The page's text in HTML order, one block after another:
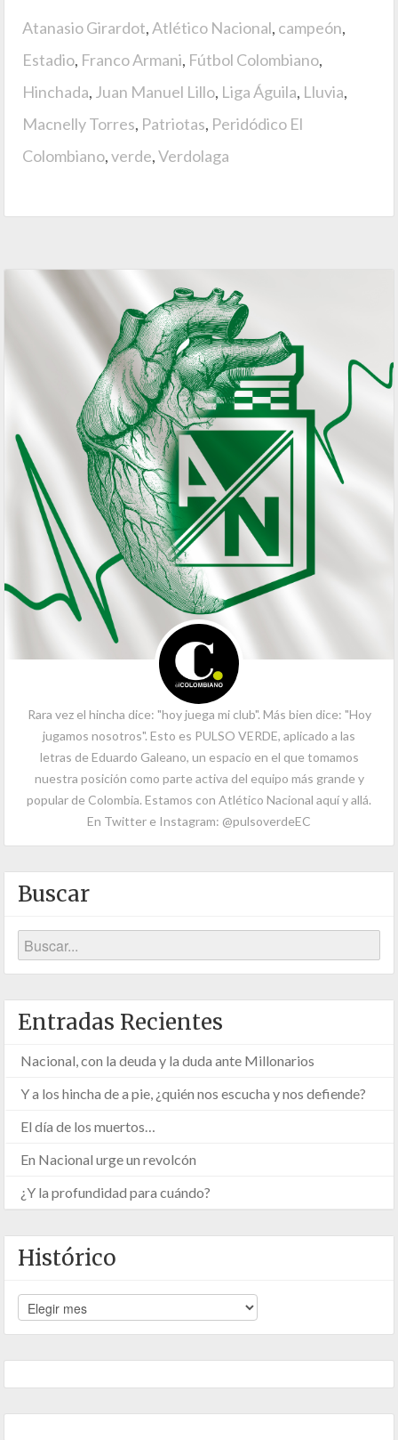
Atanasio Girardot,Atlético Nacional, campeón,
Estadio, Franco Armani, Fútbol Colombiano,
Hinchada, Juan Manuel Lillo, Liga Águila, Lluvia,
Macnelly Torres, Patriotas, Peridódico El
Colombiano,verde,Verdolaga
Rara vez el hincha dice: "hoy juega mi club". Más bien dice: "Hoy
jugamos nosotros". Esto es PULSO VERDE, aplicado a las
letras de Eduardo Galeano, un espacio en el que tomamos
nuestra posición como parte activa del equipo más grande y
popular de Colombia. Estamos con Atlético Nacional aquí y allá.
En Twitter e Instagram: @pulsoverdeEC
Buscar
Entradas Recientes
Nacional, con la deuda y la duda ante Millonarios
Y a los hincha de a pie, ¿quién nos escucha y nos defiende?
El día de los muertos…
En Nacional urge un revolcón
¿Y la profundidad para cuándo?
Histórico